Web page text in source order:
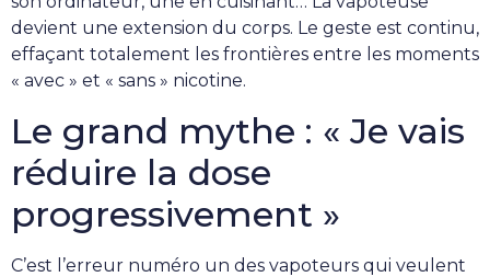
devient une extension du corps. Le geste est continu,
effaçant totalement les frontières entre les moments
« avec » et « sans » nicotine.
Le grand mythe : « Je vais
réduire la dose
progressivement »
C’est l’erreur numéro un des vapoteurs qui veulent